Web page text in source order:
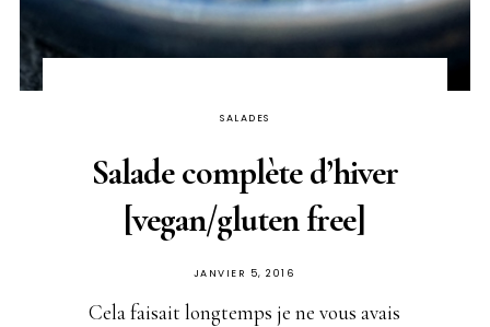
SALADES
Salade complète d’hiver
[vegan/gluten free]
PUBLIÉ
JANVIER 5, 2016
Cela faisait longtemps je ne vous avais